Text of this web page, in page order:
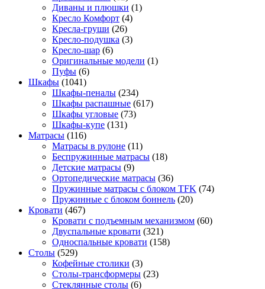
Диваны и плюшки (1)
Кресло Комфорт (4)
Кресла-груши (26)
Кресло-подушка (3)
Кресло-шар (6)
Оригинальные модели (1)
Пуфы (6)
Шкафы (1041)
Шкафы-пеналы (234)
Шкафы распашные (617)
Шкафы угловые (73)
Шкафы-купе (131)
Матрасы (116)
Матрасы в рулоне (11)
Беспружинные матрасы (18)
Детские матрасы (9)
Ортопедические матрасы (36)
Пружинные матрасы с блоком TFK (74)
Пружинные с блоком боннель (20)
Кровати (467)
Кровати с подъемным механизмом (60)
Двуспальные кровати (321)
Односпальные кровати (158)
Столы (529)
Кофейные столики (3)
Столы-трансформеры (23)
Стеклянные столы (6)